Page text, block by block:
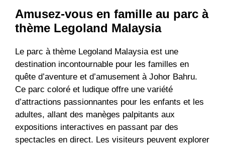
Amusez-vous en famille au parc à
thème Legoland Malaysia
Le parc à thème Legoland Malaysia est une
destination incontournable pour les familles en
quête d’aventure et d’amusement à Johor Bahru.
Ce parc coloré et ludique offre une variété
d’attractions passionnantes pour les enfants et les
adultes, allant des manèges palpitants aux
expositions interactives en passant par des
spectacles en direct. Les visiteurs peuvent explorer